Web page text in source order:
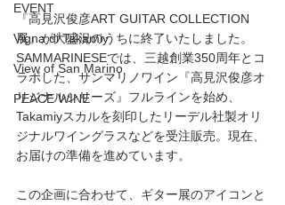
EVENT
Vigna di Takamiy
View of San Marino
PEACE WINE
『高見沢俊彦ART GUITAR COLLECTION
展』が大盛況のうちに終了いたしました。
SAMMARINESEでは、三越創業350周年とコ
ラボした、サンマリノワイン『高見沢俊彦オ
リジナルシリーズ』フルラインを始め、
Takamiyスカルを刻印したリーデル社製オリ
ジナルワイングラスなどを受注販売。現在、
お届けの準備を進めています。
この企画に合わせて、ギター展のアイコンと